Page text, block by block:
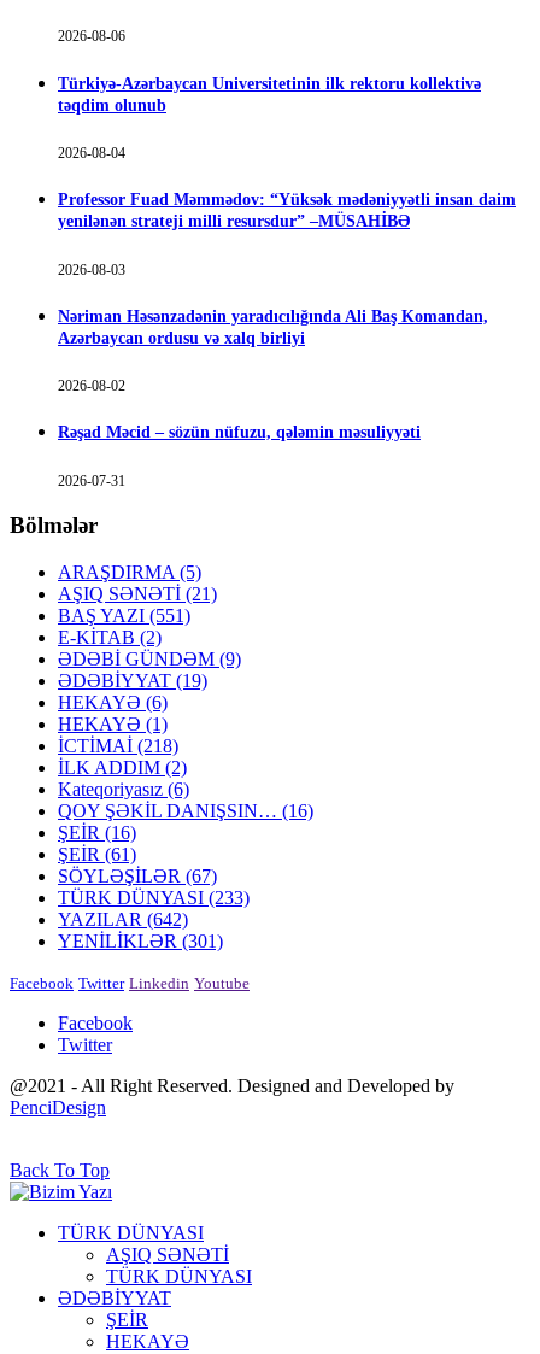
2026-08-06
Türkiyə-Azərbaycan Universitetinin ilk rektoru kollektivə
təqdim olunub
2026-08-04
Professor Fuad Məmmədov: “Yüksək mədəniyyətli insan daim
yenilənən strateji milli resursdur” –MÜSAHİBƏ
2026-08-03
Nəriman Həsənzadənin yaradıcılığında Ali Baş Komandan,
Azərbaycan ordusu və xalq birliyi
2026-08-02
Rəşad Məcid – sözün nüfuzu, qələmin məsuliyyəti
2026-07-31
Bölmələr
ARAŞDIRMA (5)
AŞIQ SƏNƏTİ (21)
BAŞ YAZI (551)
E-KİTAB (2)
ƏDƏBİ GÜNDƏM (9)
ƏDƏBİYYAT (19)
HEKAYƏ (6)
HEKAYƏ (1)
İCTİMAİ (218)
İLK ADDIM (2)
Kateqoriyasız (6)
QOY ŞƏKİL DANIŞSIN… (16)
ŞEİR (16)
ŞEİR (61)
SÖYLƏŞİLƏR (67)
TÜRK DÜNYASI (233)
YAZILAR (642)
YENİLİKLƏR (301)
Facebook Twitter Linkedin Youtube
Facebook
Twitter
@2021 - All Right Reserved. Designed and Developed by
PenciDesign
Back To Top
TÜRK DÜNYASI
AŞIQ SƏNƏTİ
TÜRK DÜNYASI
ƏDƏBİYYAT
ŞEİR
HEKAYƏ